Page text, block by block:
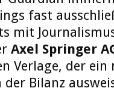
fast
mit
Axel Springer
Verlage, der ein
Bilanz